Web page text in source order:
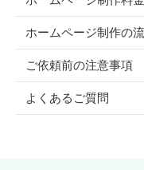
ホームページ制作の
ご依頼前の注意事項
よくあるご質問